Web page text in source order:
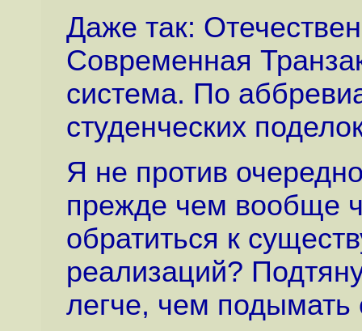
Даже так:
Современная
система. По
студенческих
Я не против
прежде чем вообще
обратиться к
реализаций?
легче, чем подымать